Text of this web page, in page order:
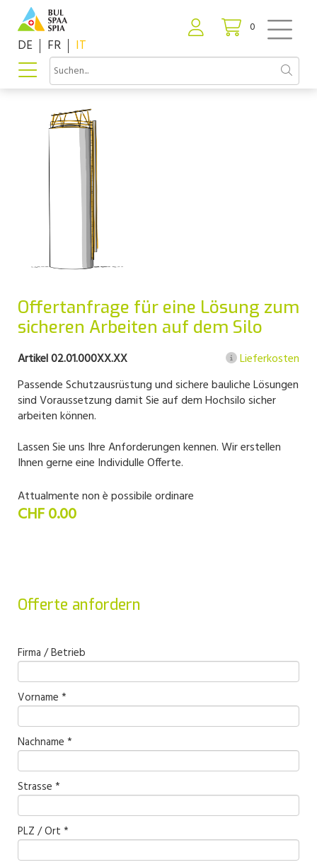
0
DE FR IT
Offertanfrage für eine Lösung zum
sicheren Arbeiten auf dem Silo
Artikel 02.01.000XX.XX
Lieferkosten
Passende Schutzausrüstung und sichere bauliche Lösungen
sind Voraussetzung damit Sie auf dem Hochsilo sicher
arbeiten können.
Lassen Sie uns Ihre Anforderungen kennen. Wir erstellen
Ihnen gerne eine Individulle Offerte.
Attualmente non è possibile ordinare
CHF 0.00
Offerte anfordern
Firma / Betrieb
Vorname *
Nachname *
Strasse *
PLZ / Ort *